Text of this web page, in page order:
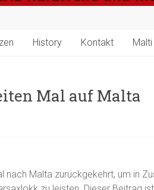
History Kontakt Malti
Mal auf Malta
nach Malta zurückgekehrt, um in